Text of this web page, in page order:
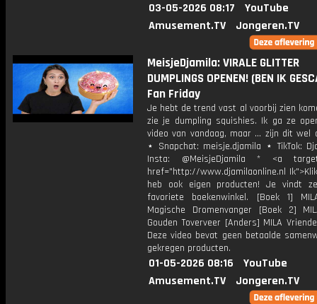
03-05-2026 08:17
YouTube
Amusement.TV
Jongeren.TV
MeisjeDjamila: VIRALE GLITTER
DUMPLINGS OPENEN! (BEN IK
Fan Friday
Je hebt de trend vast al voorbij zien
zie je dumpling squishies. Ik ga ze
video van vandaag, maar ... zijn dit wel
⋆ Snapchat: meisje.djamila ⋆ TikTok:
Insta: @MeisjeDjamila * <a
href="http://www.djamilaonline.nl
heb ook eigen producten! Je vindt
favoriete boekenwinkel. [Boek 1]
Magische Dromenvanger [Boek 2]
Gouden Toverveer [Anders] MILA
Deze video bevat geen betaalde
gekregen producten.
01-05-2026 08:16
YouTube
Amusement.TV
Jongeren.TV